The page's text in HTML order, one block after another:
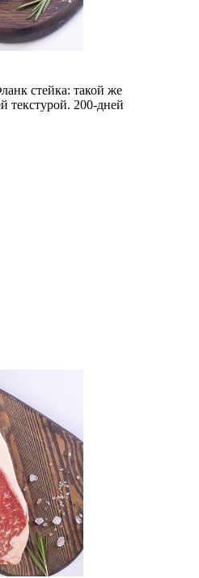
стейка: такой же
текстурой. 200-дней